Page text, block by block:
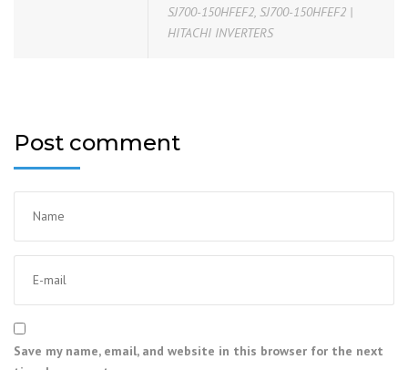
SJ700-150HFEF2, SJ700-150HFEF2 |
HITACHI INVERTERS
Post comment
Save my name, email, and website in this browser for the next